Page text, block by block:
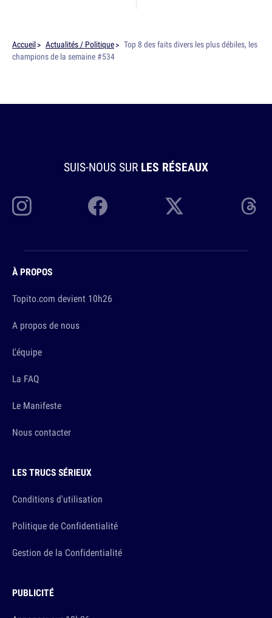
Accueil Actualités / Politique
Top 8 des faits divers les plus débiles, les
champions de la semaine #534
SUIS-NOUS SUR LES RÉSEAUX
À PROPOS
Topito.com devient 10h26
A propos de nous
L'équipe
La FAQ
Le Manifeste
Nous contacter
LES TRUCS SÉRIEUX
Conditions d'utilisation
Politique de Confidentialité
Gestion de la Confidentialité
PUBLICITÉ